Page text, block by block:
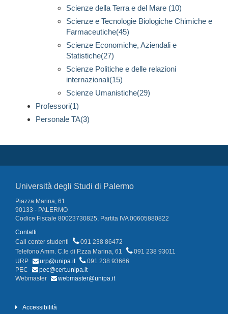
Scienze della Terra e del Mare (10)
Scienze e Tecnologie Biologiche Chimiche e
Farmaceutiche(45)
Scienze Economiche, Aziendali e
Statistiche(27)
Scienze Politiche e delle relazioni
internazionali(15)
Scienze Umanistiche(29)
Professori(1)
Personale TA(3)
Università degli Studi di Palermo
Piazza Marina, 61
90133 - PALERMO
Codice Fiscale 80023730825, Partita IVA 00605880822
Contatti
Call center studenti
091 238 86472
Telefono Amm. C.le di P.zza Marina, 61
091 238 93011
URP
urp@unipa.it
091 238 93666
PEC
pec@cert.unipa.it
Webmaster
webmaster@unipa.it
Accessibilità